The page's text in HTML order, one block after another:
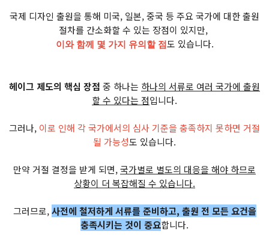
국제 디자인 출원을 통해 미국, 일본, 중국 등 주요 국가에 대한 출원
절차를 간소화할 수 있는 장점이 있지만,
이와 함께 몇 가지 유의할 점도 있습니다.
헤이그 제도의 핵심 장점 중 하나는 하나의 서류로 여러 국가에 출원
할 수 있다는 점입니다.
그러나, 이로 인해 각 국가에서의 심사 기준을 충족하지 못하면 거절
될 가능성도 있습니다.
만약 거절 결정을 받게 되면,국가별로 별도의 대응을 해야 하므로
상황이 더 복잡해질 수 있습니다.
그러므로,사전에 철저하게 서류를 준비하고, 출원 전 모든 요건을
충족시키는 것이 중요합니다.